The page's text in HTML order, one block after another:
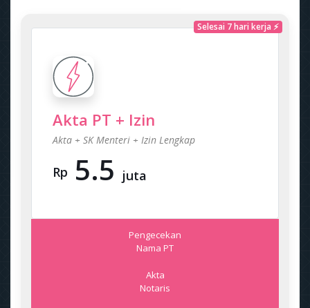
Selesai 7 hari kerja ⚡
Akta PT + Izin
Akta + SK Menteri + Izin Lengkap
Rp 5.5 juta
Pengecekan
Nama PT
Akta
Notaris